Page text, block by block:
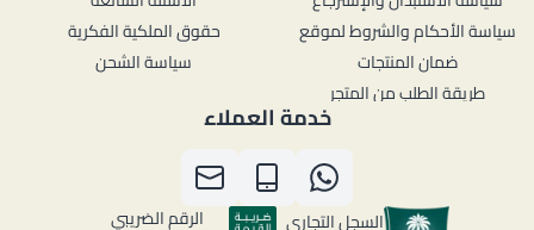
سياسة الأحكام والشروط لموقع
ضمان المنتجات
طريقة الطلب من المتجر
حقوق الملكية الفكرية
سياسة الشحن
خدمة العملاء
السجل التجاري الرقم الضريبي